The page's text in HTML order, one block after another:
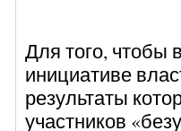
Для того, чтобы
инициативе
результаты
участников